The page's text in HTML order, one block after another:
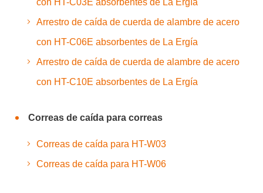
con HT-C03E absorbentes de La Ergía
Arrestro de caída de cuerda de alambre de acero
con HT-C06E absorbentes de La Ergía
Arrestro de caída de cuerda de alambre de acero
con HT-C10E absorbentes de La Ergía
Correas de caída para correas
Correas de caída para HT-W03
Correas de caída para HT-W06